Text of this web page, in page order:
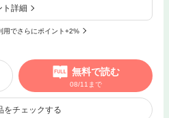
ト詳細
用でさらにポイント+2%
無料で読む
08/11まで
をチェックする